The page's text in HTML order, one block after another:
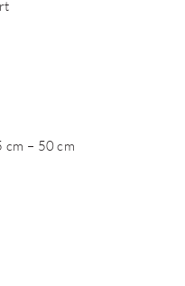
cm – 50 cm